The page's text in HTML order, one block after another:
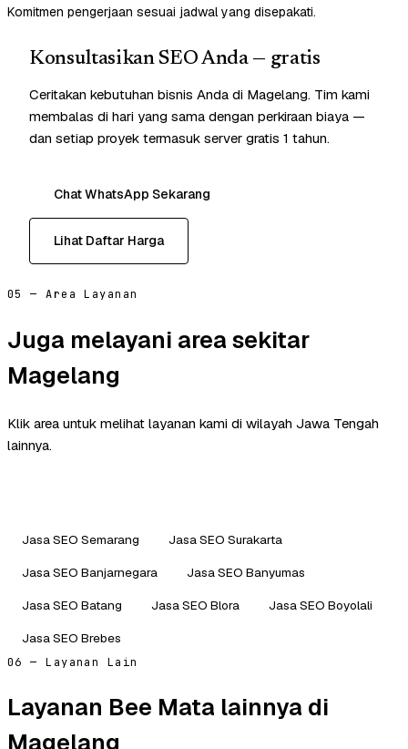
Komitmen pengerjaan sesuai jadwal yang disepakati.
Konsultasikan SEO Anda — gratis
Ceritakan kebutuhan bisnis Anda di Magelang. Tim kami
membalas di hari yang sama dengan perkiraan biaya —
dan setiap proyek termasuk server gratis 1 tahun.
Chat WhatsApp Sekarang
Lihat Daftar Harga
05 — Area Layanan
Juga melayani area sekitar
Magelang
Klik area untuk melihat layanan kami di wilayah Jawa Tengah
lainnya.
Jasa SEO Semarang
Jasa SEO Surakarta
Jasa SEO Banjarnegara
Jasa SEO Banyumas
Jasa SEO Batang
Jasa SEO Blora
Jasa SEO Boyolali
Jasa SEO Brebes
06 — Layanan Lain
Layanan Bee Mata lainnya di
Magelang